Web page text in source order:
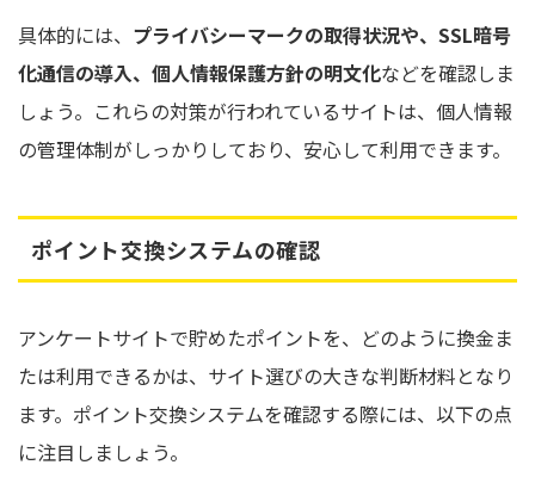
具体的には、 プライバシーマークの取得状況や、SSL暗号
化通信の導入、個人情報保護方針の明文化などを確認しま
しょう。これらの対策が行われているサイトは、個人情報
の管理体制がしっかりしており、安心して利用できます。
ポイント交換システムの確認
アンケートサイトで貯めたポイントを、どのように換金ま
たは利用できるかは、サイト選びの大きな判断材料となり
ます。ポイント交換システムを確認する際には、以下の点
に注目しましょう。